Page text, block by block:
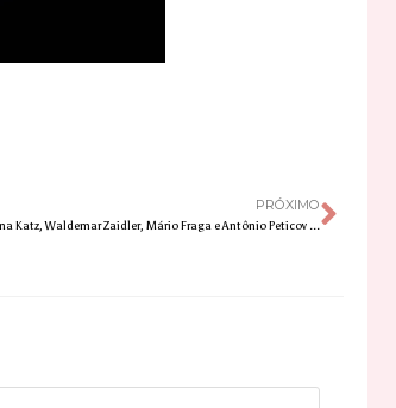
PRÓXIMO
Obras de Renina Katz, Waldemar Zaidler, Mário Fraga e Antônio Peticov expostas no Metrô de São Paulo serão restauradas